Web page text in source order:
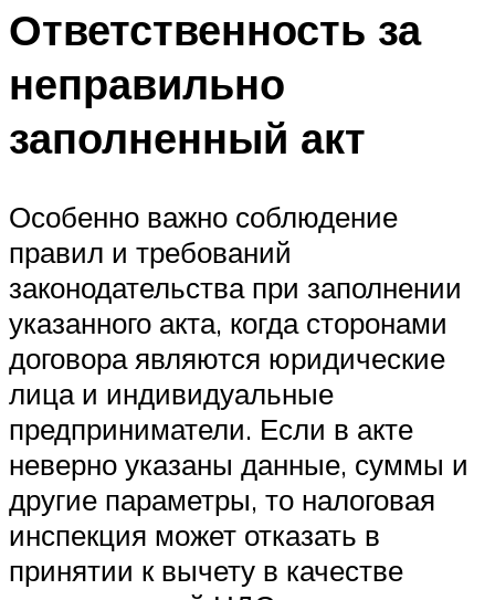
Ответственность за
неправильно
заполненный акт
Особенно важно соблюдение
правил и требований
законодательства при заполнении
указанного акта, когда сторонами
договора являются юридические
лица и индивидуальные
предприниматели. Если в акте
неверно указаны данные, суммы и
другие параметры, то налоговая
инспекция может отказать в
принятии к вычету в качестве